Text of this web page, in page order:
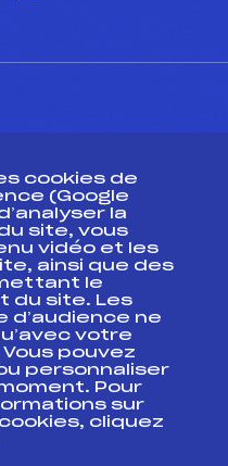
fédéral
Suivi
cookies de
(Google
la
site, vous
vidéo et les
ainsi que des
le
du site. Les
d’audience ne
votre
pouvez
personnaliser
Pour
sur
cliquez